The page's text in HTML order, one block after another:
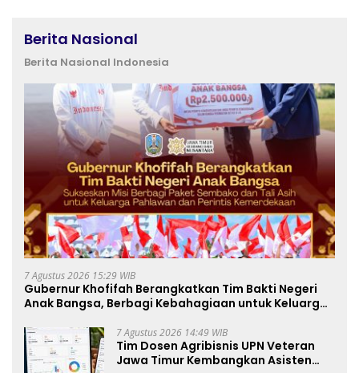
Berita Nasional
Berita Nasional Indonesia
7 Agustus 2026 15:29 WIB
Gubernur Khofifah Berangkatkan Tim Bakti Negeri
Anak Bangsa, Berbagi Kebahagiaan untuk Keluarga
7 Agustus 2026 14:49 WIB
Tim Dosen Agribisnis UPN Veteran
Jawa Timur Kembangkan Asisten